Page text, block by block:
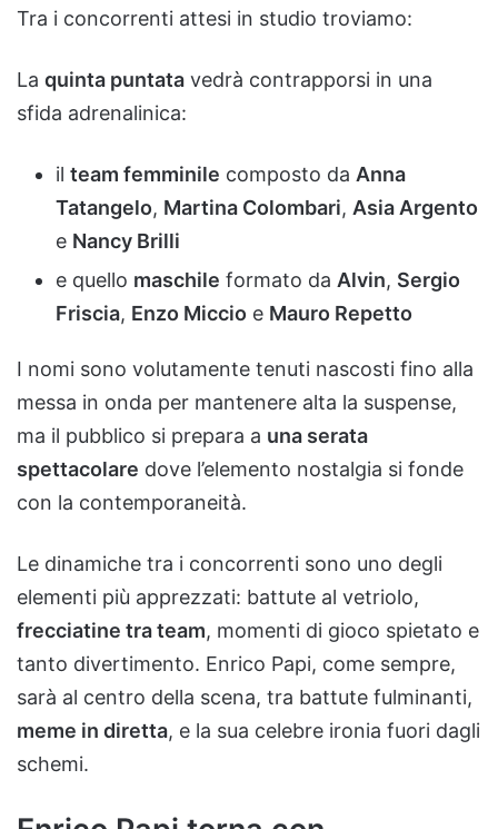
Tra i concorrenti attesi in studio troviamo:
La quinta puntata vedrà contrapporsi in una
sfida adrenalinica:
il team femminile composto da Anna
Tatangelo, Martina Colombari, Asia Argento
e Nancy Brilli
e quello maschile formato da Alvin, Sergio
Friscia, Enzo Miccio e Mauro Repetto
I nomi sono volutamente tenuti nascosti fino alla
messa in onda per mantenere alta la suspense,
ma il pubblico si prepara a una serata
spettacolare dove l’elemento nostalgia si fonde
con la contemporaneità.
Le dinamiche tra i concorrenti sono uno degli
elementi più apprezzati: battute al vetriolo,
frecciatine tra team, momenti di gioco spietato e
tanto divertimento. Enrico Papi, come sempre,
sarà al centro della scena, tra battute fulminanti,
meme in diretta, e la sua celebre ironia fuori dagli
schemi.